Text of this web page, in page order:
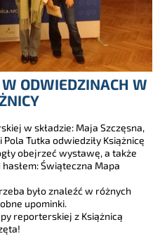
ODWIEDZINACH W
w składzie: Maja Szczęsna,
Tutka odwiedziły Książnicę
obejrzeć wystawę, a także
Świąteczna Mapa
było znaleźć w różnych
upominki.
reporterskiej z Książnicą